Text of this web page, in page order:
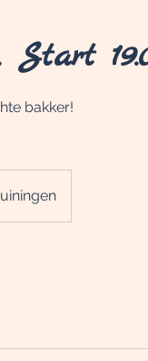
Start
bakker!